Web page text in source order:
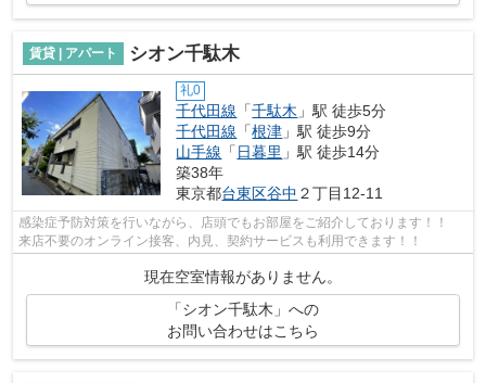
賃貸 | アパート シオン千駄木
礼0
千代田線 「千駄木 」駅 徒歩5分
千代田線 「根津 」駅 徒歩9分
山手線 「 日暮里 」駅 徒歩14分
築38年
東京都台東区谷中 ２丁目12-11
感染症予防対策を行いながら、店頭でもお部屋をご紹介しております！！
来店不要のオンライン接客、内見、契約サービスも利用できます！！
現在空室情報がありません。
「シオン千駄木」への
お問い合わせはこちら